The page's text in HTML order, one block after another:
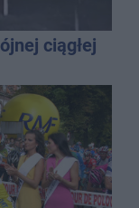
ciągłej